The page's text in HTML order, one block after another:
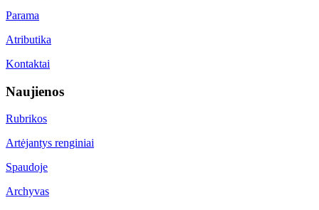
Parama
Atributika
Kontaktai
Naujienos
Rubrikos
Artėjantys renginiai
Spaudoje
Archyvas